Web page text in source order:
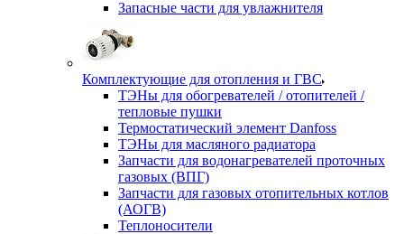
Запасные части для увлажнителя
Комплектующие для отопления и ГВС
ТЭНы для обогревателей / отопителей /
тепловые пушки
Термостатический элемент Danfoss
ТЭНы для масляного радиатора
Запчасти для водонагревателей проточных
газовых (ВПГ)
Запчасти для газовых отопительных котлов
(АОГВ)
Теплоносители